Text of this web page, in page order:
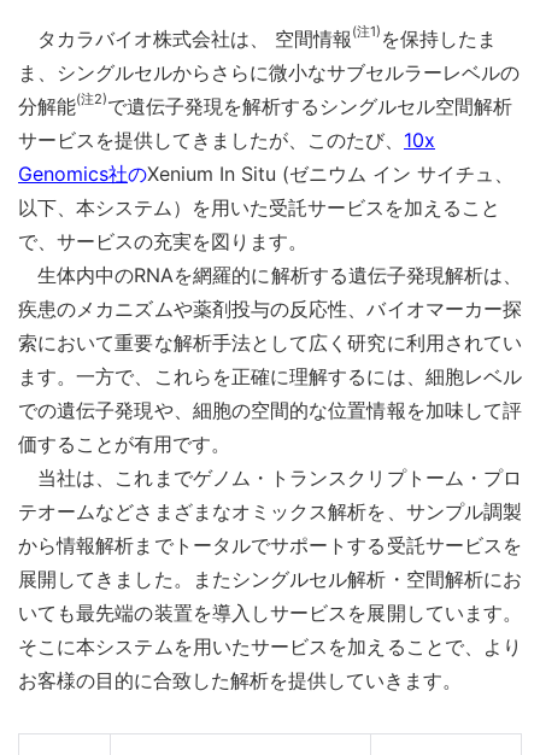
タカラバイオ株式会社は、 空間情報 (注1) を保持したま
ま、シングルセルからさらに微小なサブセルラーレベルの
分解能(注2)で遺伝子発現を解析するシングルセル空間解析
サービスを提供してきましたが、このたび、 10x
Genomics社のXenium In Situ (ゼニウム イン サイチュ、
以下、本システム）を用いた受託サービスを加えること
で、サービスの充実を図ります。
生体内中のRNAを網羅的に解析する遺伝子発現解析は、
疾患のメカニズムや薬剤投与の反応性、バイオマーカー探
索において重要な解析手法として広く研究に利用されてい
ます。一方で、これらを正確に理解するには、細胞レベル
での遺伝子発現や、細胞の空間的な位置情報を加味して評
価することが有用です。
当社は、これまでゲノム・トランスクリプトーム・プロ
テオームなどさまざまなオミックス解析を、サンプル調製
から情報解析までトータルでサポートする受託サービスを
展開してきました。またシングルセル解析・空間解析にお
いても最先端の装置を導入しサービスを展開しています。
そこに本システムを用いたサービスを加えることで、より
お客様の目的に合致した解析を提供していきます。